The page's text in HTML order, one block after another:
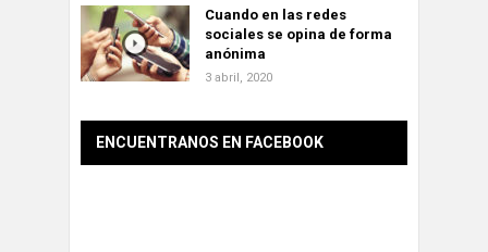
Cuando en las redes
sociales se opina de forma
anónima
3 abril, 2020
ENCUENTRANOS EN FACEBOOK